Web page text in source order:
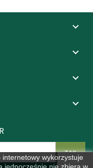




wykorzystuje